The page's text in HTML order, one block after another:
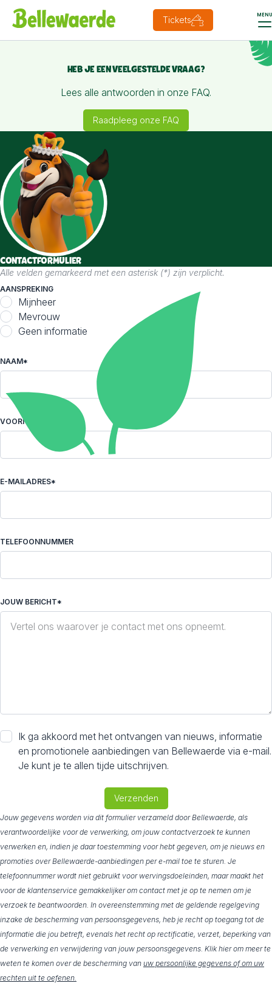
Tickets MENU
HEB JE EEN VEELGESTELDE VRAAG?
Lees alle antwoorden in onze FAQ.
Raadpleeg onze FAQ
CONTACTFORMULIER
Alle velden gemarkeerd met een asterisk (*) zijn verplicht.
AANSPREKING
Mijnheer
Mevrouw
Geen informatie
NAAM*
VOORNAAM*
E-MAILADRES*
TELEFOONNUMMER
JOUW BERICHT*
Ik ga akkoord met het ontvangen van nieuws, informatie
en promotionele aanbiedingen van Bellewaerde via e-mail.
Je kunt je te allen tijde uitschrijven.
Verzenden
Jouw gegevens worden via dit formulier verzameld door Bellewaerde, als
verantwoordelijke voor de verwerking, om jouw contactverzoek te kunnen
verwerken en, indien je daar toestemming voor hebt gegeven, om je nieuws en
promoties over Bellewaerde-aanbiedingen per e-mail toe te sturen. Je
telefoonnummer wordt niet gebruikt voor wervingsdoeleinden, maar maakt het
voor de klantenservice gemakkelijker om contact met je op te nemen om je
verzoek te beantwoorden. In overeenstemming met de geldende regelgeving
inzake de bescherming van persoonsgegevens, heb je recht op toegang tot de
informatie die jou betreft, evenals het recht op rectificatie, verzet, beperking van
de verwerking en verwijdering van jouw persoonsgegevens. Klik hier om meer te
weten te komen over de bescherming van uw persoonlijke gegevens of om uw
rechten uit te oefenen.